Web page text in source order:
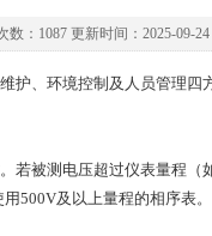
数：1087 更新时间：2025-09-24
护、环境控制及人员管理四
被测电压超过仪表量程（
500V及以上量程的相序表。